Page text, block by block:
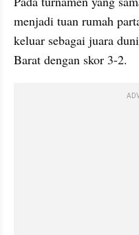
menjadi tuan rumah
keluar sebagai juara
Barat dengan skor 3-2.